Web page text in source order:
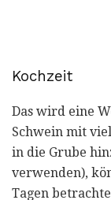
Kochzeit
Das wird eine
Schwein mit
in die Grube
verwenden),
Tagen